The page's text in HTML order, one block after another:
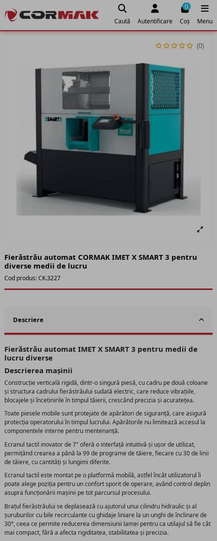
Caută Autentificare
0
Coș Menu
Fierăstrău automat CORMAK IMET X SMART 3 pentru
diverse medii de lucru
(0)
Cod produs:CK.3227
Descriere
Fierăstrău automat IMET X SMART 3 pentru medii de
lucru diverse
Descrierea mașinii
Construcție verticală rigidă, dintr-o singură piesă, cu cadru pe două coloane
și structura cadrului fierăstrăului sudată electric, care reduce vibrațiile,
blocajele și încetinirile în timpul tăierii, crescând precizia și acuratețea.
Toate piesele mobile sunt protejate de apărători de siguranță, care asigură
protecția operatorului în timpul lucrului. Apărătorile nu limitează accesul la
componentele interne pentru mentenanță.
Ecranul tactil inovator de 7" oferă o interfață intuitivă și ușor de utilizat,
permițând crearea a până la 99 de programe de tăiere, fiecare cu 30 de linii
de tăiere, cu cantități și lungimi diferite.
Ecranul tactil este montat pe o platformă mobilă, astfel încât utilizatorul îi
poate alege poziția pentru un confort sporit de operare, având control deplin
asupra funcționării mașinii pe tot parcursul procesului.
Brațul fierăstrăului se deplasează cu ajutorul unui cilindru hidraulic și al
șuruburilor cu bile recirculante cu ghidaje liniare la un unghi de înclinare de
30°, ceea ce permite reducerea dimensiunii lamei pentru ca utilajul să fie cât
mai compact, fără a afecta rigiditatea, stabilitatea și precizia.